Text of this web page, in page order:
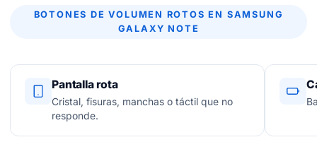
BOTONES DE VOLUMEN ROTOS EN SAMSUNG
GALAXY NOTE
Pantalla rota
Cristal, fisuras, manchas o táctil que no
responde.